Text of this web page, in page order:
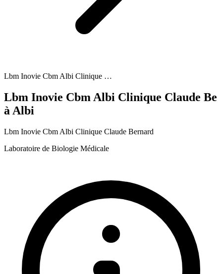
Lbm Inovie Cbm Albi Clinique …
Lbm Inovie Cbm Albi Clinique Claude Be
à Albi
Lbm Inovie Cbm Albi Clinique Claude Bernard
Laboratoire de Biologie Médicale